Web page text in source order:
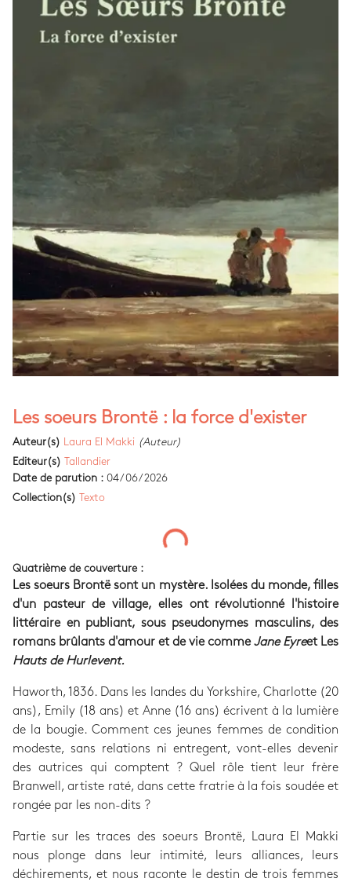
Les soeurs Brontë : la force d'exister
Auteur(s) Laura El Makki (Auteur)
Editeur(s) Tallandier
Date de parution : 04/06/2026
Collection(s) Texto
Quatrième de couverture :
Les soeurs Brontë sont un mystère. Isolées du monde, filles
d'un pasteur de village, elles ont révolutionné l'histoire
littéraire en publiant, sous pseudonymes masculins, des
romans brûlants d'amour et de vie comme Jane Eyreet Les
Hauts de Hurlevent.
Haworth, 1836. Dans les landes du Yorkshire, Charlotte (20
ans), Emily (18 ans) et Anne (16 ans) écrivent à la lumière
de la bougie. Comment ces jeunes femmes de condition
modeste, sans relations ni entregent, vont-elles devenir
des autrices qui comptent ? Quel rôle tient leur frère
Branwell, artiste raté, dans cette fratrie à la fois soudée et
rongée par les non-dits ?
Partie sur les traces des soeurs Brontë, Laura El Makki
nous plonge dans leur intimité, leurs alliances, leurs
déchirements, et nous raconte le destin de trois femmes